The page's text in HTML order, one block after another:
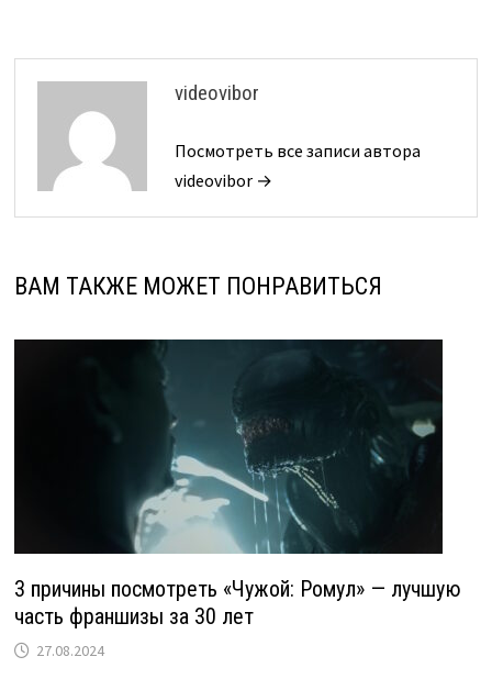
videovibor
Посмотреть все записи автора
videovibor →
ВАМ ТАКЖЕ МОЖЕТ ПОНРАВИТЬСЯ
3 причины посмотреть «Чужой: Ромул» — лучшую
часть франшизы за 30 лет
27.08.2024